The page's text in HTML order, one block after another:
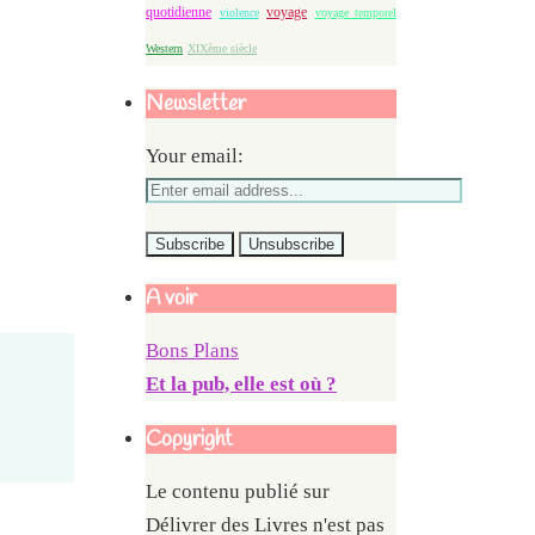
quotidienne violence voyage voyage temporel
Western XIXème siècle
Newsletter
Your email:
A voir
Bons Plans
Et la pub, elle est où ?
Copyright
Le contenu publié sur
Délivrer des Livres n'est pas